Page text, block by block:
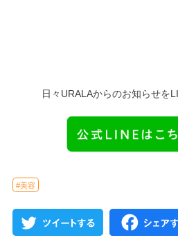
日々URALAからのお知らせを
#美容